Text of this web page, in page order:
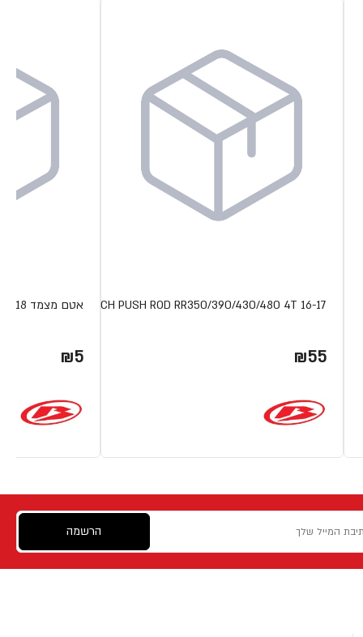
CLUTCH PUSH ROD RR350/390/430/480 4T 16-17
₪55
אטם מצמד XTRAINER 18
₪5
הרשמה